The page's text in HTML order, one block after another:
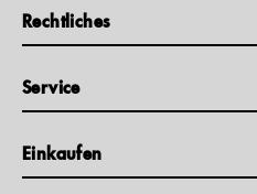
Rechtliches
Service
Einkaufen